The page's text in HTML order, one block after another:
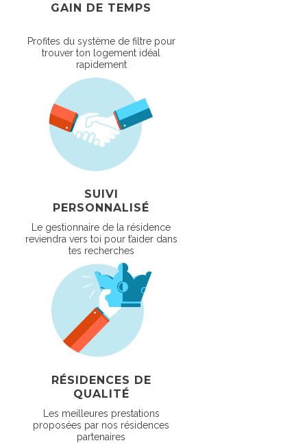
GAIN DE TEMPS
Profites du système de filtre pour
trouver ton logement idéal
rapidement
SUIVI
PERSONNALISÉ
Le gestionnaire de la résidence
reviendra vers toi pour t’aider dans
tes recherches
RÉSIDENCES DE
QUALITÉ
Les meilleures prestations
proposées par nos résidences
partenaires